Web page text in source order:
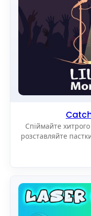
Спіймайте
розставляйте